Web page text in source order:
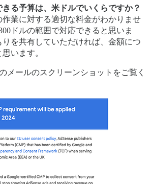
る予算は、米ドルでいくらですか？
業に対する適切な料金がわかりませ
ドルの範囲で対応できると思いま
を共有していただければ、金額につ
います。
メールのスクリーンショットをご覧く